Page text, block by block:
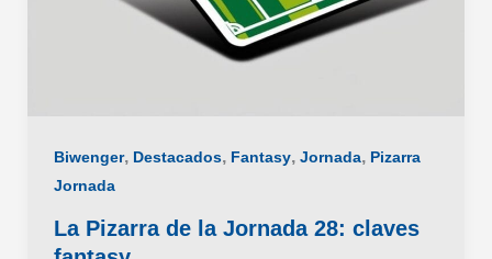
Biwenger, Destacados, Fantasy, Jornada, Pizarra
Jornada
La Pizarra de la Jornada 28: claves